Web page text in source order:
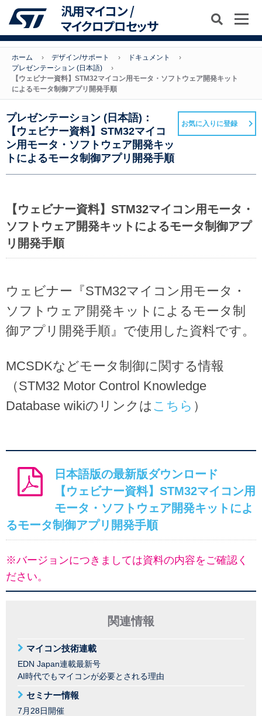
汎用マイコン /
マイクロプロセッサ
ホーム デザイン/サポート
ドキュメント
プレゼンテーション (日本語)
【ウェビナー資料】STM32マイコン用モータ・ソフトウェア開発キット
によるモータ制御アプリ開発手順
プレゼンテーション (日本語)：
【ウェビナー資料】STM32マイコ
ン用モータ・ソフトウェア開発キッ
トによるモータ制御アプリ開発手順
お気に入りに登録
【ウェビナー資料】STM32マイコン用モータ・
ソフトウェア開発キットによるモータ制御アプ
リ開発手順
ウェビナー『STM32マイコン用モータ・
ソフトウェア開発キットによるモータ制
御アプリ開発手順』で使用した資料です。
MCSDKなどモータ制御に関する情報
（STM32 Motor Control Knowledge
Database wikiのリンクは こちら ）
日本語版の最新版ダウンロード
【ウェビナー資料】STM32マイコン用
モータ・ソフトウェア開発キットによ
るモータ制御アプリ開発手順
※バージョンにつきましては資料の内容をご確認く
ださい。
関連情報
マイコン技術連載
EDN Japan連載最新号
AI時代でもマイコンが必要とされる理由
セミナー情報
7月28日開催